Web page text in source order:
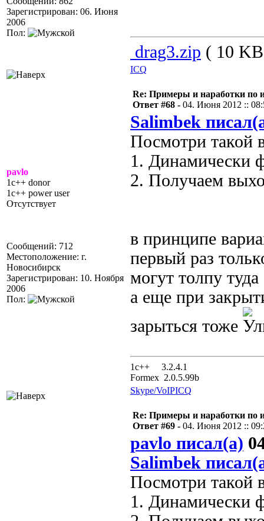
Зарегистрирован: 06. Июня
2006
Пол:
drag3.zip ( 10
ICQ
pavlo
1c++ donor
1c++ power user
Отсутствует
Сообщений: 712
Местоположение: г.
Новосибирск
Зарегистрирован: 10. Ноября
2006
Пол:
Re: Примеры и наработки по
Ответ #68 - 04. Июня 2012 ::
Salimbek
Посмотри такой
1. Динамически
2. Получаем
в принципе
первый раз
могут толпу
а еще при
зарыться тоже
1с++ 3.2.4.1
Formex 2.0.5.99b
Skype/VoIPICQ
Re: Примеры и наработки по
Ответ #69 - 04. Июня 2012 ::
pavlo писал(а)
Salimbek
Посмотри такой
1. Динамически